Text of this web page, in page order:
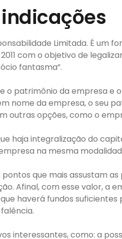
Limitada. É um
com o objetivo de
fantasma”.
patrimônio da empresa e
nome da empresa, o seu
outras opções, como o
haja integralização do
na mesma
que mais assustam as
Afinal, com esse valor, a
haverá fundos suficientes
interessantes, como: a